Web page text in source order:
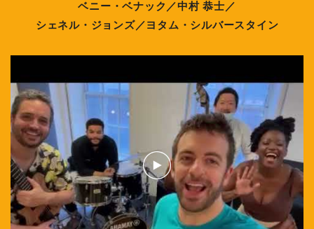
ベニー・ベナック／中村 恭士／
シェネル・ジョンズ／ヨタム・シルバースタイン